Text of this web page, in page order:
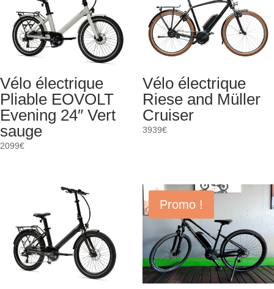
Vélo électrique
Pliable EOVOLT
Evening 24″ Vert
sauge
2099€
Vélo électrique
Riese and Müller
Cruiser
3939€
Promo !